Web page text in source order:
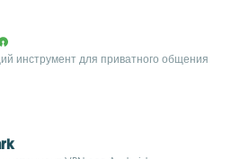
инструмент для приватного общения